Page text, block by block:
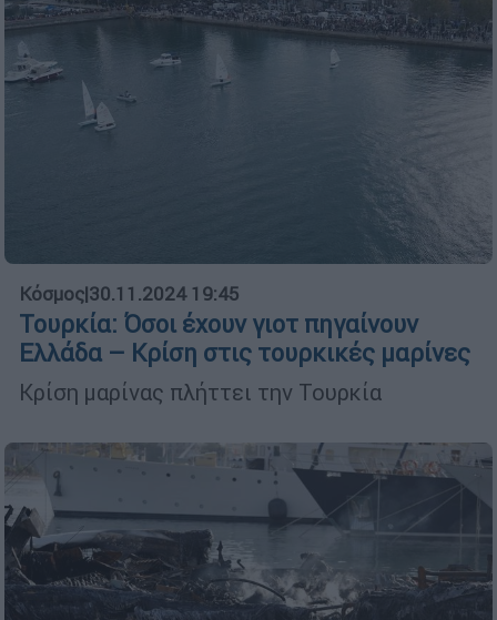
Κόσμος|30.11.2024 19:45
Τουρκία: Όσοι έχουν γιοτ πηγαίνουν
Ελλάδα – Κρίση στις τουρκικές μαρίνες
Κρίση μαρίνας πλήττει την Τουρκία